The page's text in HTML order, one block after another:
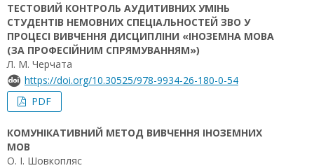
ТЕСТОВИЙ КОНТРОЛЬ АУДИТИВНИХ УМІНЬ
СТУДЕНТІВ НЕМОВНИХ СПЕЦІАЛЬНОСТЕЙ ЗВО У
ПРОЦЕСІ ВИВЧЕННЯ ДИСЦИПЛІНИ «ІНОЗЕМНА МОВА
(ЗА ПРОФЕСІЙНИМ СПРЯМУВАННЯМ»)
Л. М. Черчата
https://doi.org/10.30525/978-9934-26-180-0-54
PDF
КОМУНІКАТИВНИЙ МЕТОД ВИВЧЕННЯ ІНОЗЕМНИХ
МОВ
О. I. Шовкопляс